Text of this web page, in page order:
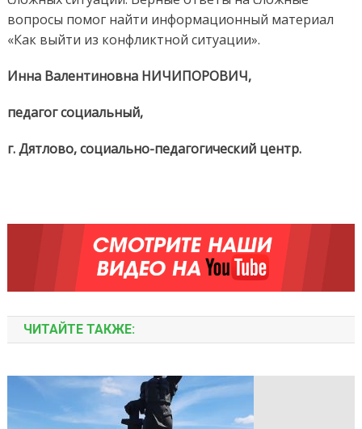
вопросы помог найти информационный материал
«Как выйти из конфликтной ситуации».
Инна Валентиновна НИЧИПОРОВИЧ,
педагог социальный,
г. Дятлово, социально-педагогический центр.
ЧИТАЙТЕ ТАКЖЕ: